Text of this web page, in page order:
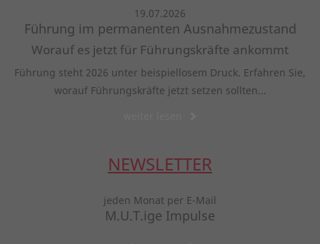
19.07.2026
Führung im permanenten Ausnahmezustand
Worauf es jetzt für Führungskräfte ankommt
Führung steht 2026 unter beispiellosem Druck. Erfahren Sie,
worauf Führungskräfte jetzt setzen sollten...
NEWSLETTER
jeden Monat per E-Mail
M.U.T.ige Impulse